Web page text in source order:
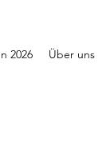
2026 Über uns